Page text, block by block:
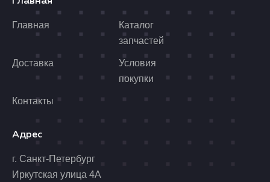
Главная
Каталог
запчастей
Доставка
Условия
покупки
Контакты
Адрес
г. Санкт-Петербург
Иркутская улица 4А